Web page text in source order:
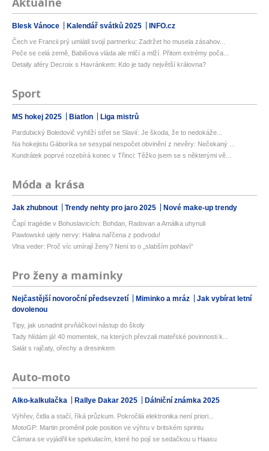
Blesk Vánoce Kalendář svátků 2025 INFO.cz
Čech ve Francii prý umlátil svojí partnerku: Zadržet ho musela zásahov...
Peče se celá země, Babišova vláda ale mlčí a mlží. Přitom extrémy poča...
Detaily aféry Decroix s Havránkem: Kdo je tady největší královna?
Sport
MS hokej 2025 Biatlon Liga mistrů
Pardubický Boledovič vyhlíží střet se Slavií: Je škoda, že to nedokáže...
Na hokejistu Gáboríka se sesypal nespočet obvinění z nevěry: Nečekaný ...
Kundrátek poprvé rozebírá konec v Třinci: Těžko jsem se s některými vě...
Móda a krása
Jak zhubnout Trendy nehty pro jaro 2025 Nové make-up trendy
Čapí tragédie v Bohuslavicích: Bohdan, Radovan a Amálka uhynuli
Pawlowské ujely nervy: Halina nařčena z podvodu!
Vlna veder: Proč víc umírají ženy? Není to o „slabším pohlaví“
Pro ženy a maminky
Nejčastější novoroční předsevzetí Miminko a mráz
Jak vybírat letní
dovolenou
Tipy, jak usnadnit prvňáčkovi nástup do školy
Tady hlídám já! 40 momentek, na kterých převzali mateřské povinnosti k...
Salát s rajčaty, ořechy a dresinkem
Auto-moto
Alko-kalkulačka Rallye Dakar 2025 Dálniční známka 2025
Výhřev, čidla a stačí, říká průzkum. Pokročilá elektronika není priori...
MotoGP: Martin proměnil pole position ve výhru v britském sprintu
Câmara se vyjádřil ke spekulacím, které ho pojí se sedačkou u Haasu